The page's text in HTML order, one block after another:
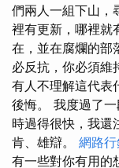
們兩人一組下山，
裡有更新，哪裡就
在，並在腐爛的部
必反抗，你必須維
有人不理解這代表
後悔。 我度過了
時過得很快，我還
肯、雄辯。 網路
有一些對你有用的